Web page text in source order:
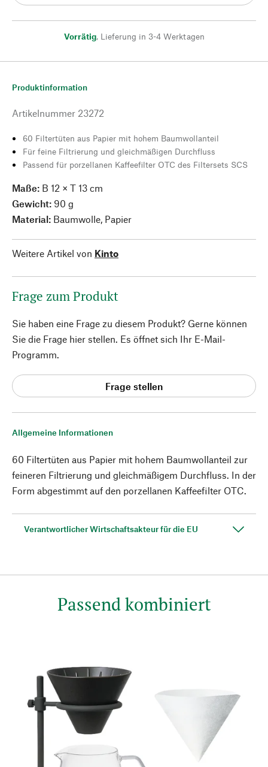
Vorrätig, Lieferung in 3-4 Werktagen
Allgemeine Informationen
60 Filtertüten aus Papier mit hohem Baumwollanteil zur
feineren Filtrierung und gleichmäßigem Durchfluss. In der
Form abgestimmt auf den porzellanen Kaffeefilter OTC.
Verantwortlicher Wirtschaftsakteur für die EU
Produktinformation
Artikelnummer 23272
60 Filtertüten aus Papier mit hohem Baumwollanteil
Für feine Filtrierung und gleichmäßigen Durchfluss
Passend für porzellanen Kaffeefilter OTC des Filtersets SCS
Maße: B 12 × T 13 cm
Gewicht: 90 g
Material: Baumwolle, Papier
Weitere Artikel von Kinto
Frage zum Produkt
Sie haben eine Frage zu diesem Produkt? Gerne können
Sie die Frage hier stellen. Es öffnet sich Ihr E-Mail-
Programm.
Frage stellen
Passend kombiniert